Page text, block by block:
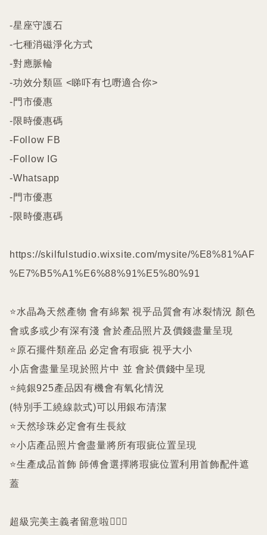
-星座守護石
-七種消磁淨化方式
-對應脈輪
-功效分類區 <睇吓有乜嘢適合你>
-門市優惠
-限時優惠碼
-Follow FB
-Follow IG
-Whatsapp
-門市優惠
-限時優惠碼
https://skilfulstudio.wixsite.com/mysite/%E8%81%AF
%E7%B5%A1%E6%88%91%E5%80%91
⭐️水晶為天然產物 會有綿絮 視乎品質會有冰裂情況 顏色
會或多或少有深有淺 會於產品照片及價錢盡量呈現
⭐️原石擺件類産品 必定會有瑕疵 視乎大小
小店會盡量呈現於照片中 並 會於價錢中呈現
⭐️純銀925產品因有機會有氧化情況
(特別手工繞線款式)可以用銀布清潔
⭐️天然珍珠必定會有生長紋
⭐️小店產品照片會盡量將所有瑕疵位置呈現
⭐️生產成品首飾 師傅會選擇將瑕疵位置利用首飾配件遮
蓋
超級完美主義者留意啦🙇🏻‍♀️